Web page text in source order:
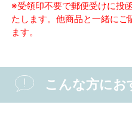
※受領印不要で郵便受けに投
たします。他商品と一緒にご
ます。
こんな方にお